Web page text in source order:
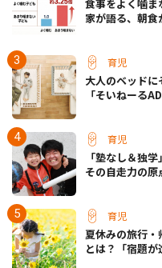
食事をよく噛ま
家が語る、朝
育児
大人のベッド
「そいねーる
育児
「塾なし＆独
その自走力の原
育児
夏休みの旅行・
とは？「宿題が